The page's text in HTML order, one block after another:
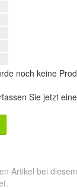
noch keine
Sie jetzt
Artikel bei